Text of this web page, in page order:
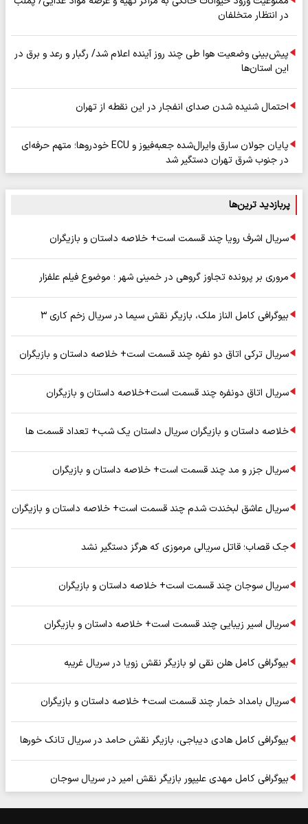
در انتظار متخلفان
پیش‌بینی وضعیت هوا طی چند روز آینده اعلام شد/ رگبار و رعد و برق در
این استان‌ها
احتمال شنیده شدن صدای انفجار در این نقطه از تهران
پایان جولان سارق وایرال‌شده جعبه‌فیوز و ECU خودروها؛ متهم حرفه‌ای
در جنوب شرق تهران دستگیر شد
پربازدید ترین‌ها
سریال اشرف رویا چند قسمت است+ خلاصه داستان و بازیگران
مروری بر پرونده تجاوز گروهی در خمینی شهر ؛ موضوع فیلم علفزار
بیوگرافی کامل الناز ملک، بازیگر نقش سیما در سریال زخم کاری ۳
سریال ترکی اتاق دو نفره چند قسمت است+ خلاصه داستان و بازیگران
سریال اتاق دونفره چند قسمت است+خلاصه داستان و بازیگران
خلاصه داستان و بازیگران سریال داستان یک شب+ تعداد قسمت ها
سریال جزر و مد چند قسمت است+ خلاصه داستان و بازیگران
سریال عاشق لبخندت شدم چند قسمت است+ خلاصه داستان و بازیگران
جک قصاب؛ قاتل سریالی مرموزی که هرگز دستگیر نشد
سریال سوجان چند قسمت است+ خلاصه داستان و بازیگران
سریال اسیر زیبایی چند قسمت است+ خلاصه داستان و بازیگران
بیوگرافی کامل هلن نقی لو بازیگر نقش زویا در سریال غریبه
سریال بامداد خمار چند قسمت است+ خلاصه داستان و بازیگران
بیوگرافی کامل هادی دیباجی، بازیگر نقش حامد در سریال تانک خورها
بیوگرافی کامل مهدی علیپور بازیگر نقش امیر در سریال سوجان